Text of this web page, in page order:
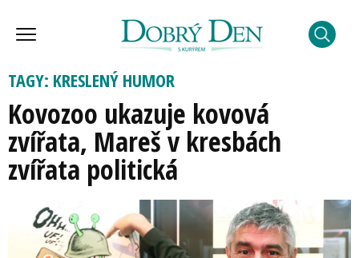
TAGY: KRESLENÝ HUMOR
Kovozoo ukazuje kovová
zvířata, Mareš v kresbách
zvířata politická